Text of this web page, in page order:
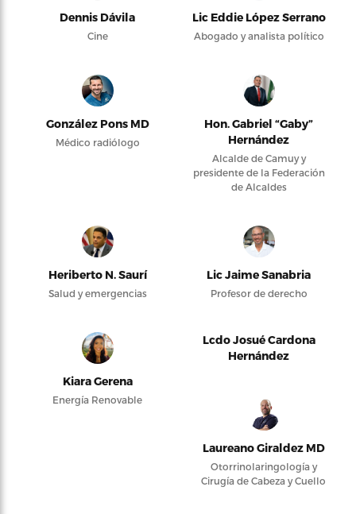
Dennis Dávila
Cine
Lic Eddie López Serrano
Abogado y analista político
González Pons MD
Médico radiólogo
Hon. Gabriel “Gaby”
Hernández
Alcalde de Camuy y
presidente de la Federación
de Alcaldes
Heriberto N. Saurí
Salud y emergencias
Lic Jaime Sanabria
Profesor de derecho
Kiara Gerena
Energía Renovable
Lcdo Josué Cardona
Hernández
Laureano Giraldez MD
Otorrinolaringología y
Cirugía de Cabeza y Cuello